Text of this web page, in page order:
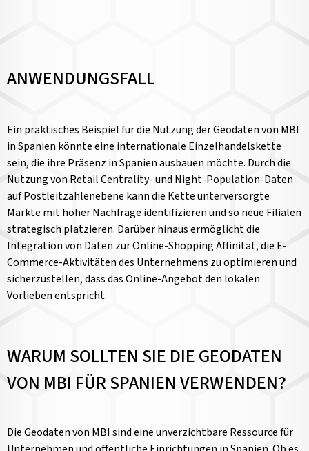
ANWENDUNGSFALL
Ein praktisches Beispiel für die Nutzung der Geodaten von MBI
in Spanien könnte eine internationale Einzelhandelskette
sein, die ihre Präsenz in Spanien ausbauen möchte. Durch die
Nutzung von Retail Centrality- und Night-Population-Daten
auf Postleitzahlenebene kann die Kette unterversorgte
Märkte mit hoher Nachfrage identifizieren und so neue Filialen
strategisch platzieren. Darüber hinaus ermöglicht die
Integration von Daten zur Online-Shopping Affinität, die E-
Commerce-Aktivitäten des Unternehmens zu optimieren und
sicherzustellen, dass das Online-Angebot den lokalen
Vorlieben entspricht.
WARUM SOLLTEN SIE DIE GEODATEN
VON MBI FÜR SPANIEN VERWENDEN?
Die Geodaten von MBI sind eine unverzichtbare Ressource für